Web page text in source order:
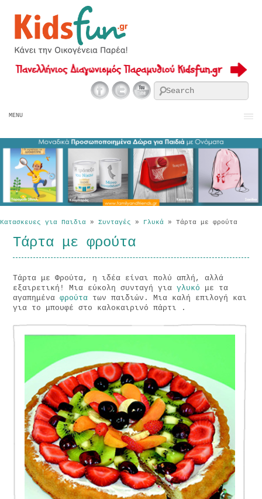
MENU
Κατασκευες για Παιδια » Συνταγές » Γλυκά » Τάρτα με φρούτα
Τάρτα με φρούτα
Τάρτα με Φρούτα, η ιδέα είναι πολύ απλή, αλλά
εξαιρετική! Μια εύκολη συνταγή γιαγλυκό με τα
αγαπημέναφρούτα των παιδιών. Μια καλή επιλογή και
για το μπουφέ στο καλοκαιρινό πάρτι .